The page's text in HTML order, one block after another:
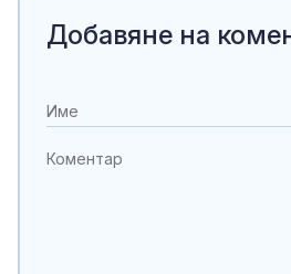
Добавяне на